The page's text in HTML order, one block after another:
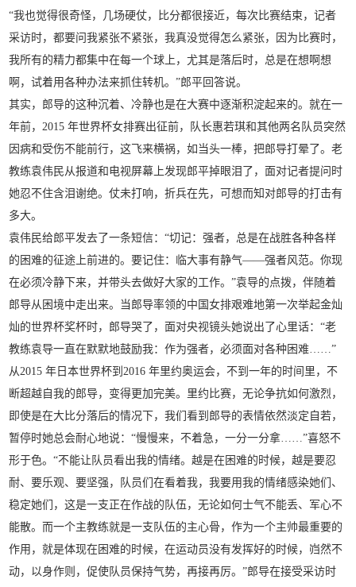
“我也觉得很奇怪，几场硬仗，比分都很接近，每次比赛结束，记者
采访时，都要问我紧张不紧张，我真没觉得怎么紧张，因为比赛时，
我所有的精力都集中在每一个球上，尤其是落后时，总是在想啊想
啊，试着用各种办法来抓住转机。”郎平回答说。
其实，郎导的这种沉着、冷静也是在大赛中逐渐积淀起来的。就在一
年前，2015 年世界杯女排赛出征前，队长惠若琪和其他两名队员突然
因病和受伤不能前行，这飞来横祸，如当头一棒，把郎导打晕了。老
教练袁伟民从报道和电视屏幕上发现郎平掉眼泪了，面对记者提问时
她忍不住含泪谢绝。仗未打响，折兵在先，可想而知对郎导的打击有
多大。
袁伟民给郎平发去了一条短信：“切记：强者，总是在战胜各种各样
的困难的征途上前进的。要记住：临大事有静气——强者风范。你现
在必须冷静下来，并带头去做好大家的工作。”袁导的点拨，伴随着
郎导从困境中走出来。当郎导率领的中国女排艰难地第一次举起金灿
灿的世界杯奖杯时，郎导哭了，面对央视镜头她说出了心里话：“老
教练袁导一直在默默地鼓励我：作为强者，必须面对各种困难……”
从2015 年日本世界杯到2016 年里约奥运会，不到一年的时间里，不
断超越自我的郎导，变得更加完美。里约比赛，无论争抗如何激烈，
即使是在大比分落后的情况下，我们看到郎导的表情依然淡定自若，
暂停时她总会耐心地说：“慢慢来，不着急，一分一分拿……”喜怒不
形于色。“不能让队员看出我的情绪。越是在困难的时候，越是要忍
耐、要乐观、要坚强，队员们在看着我，我要用我的情绪感染她们、
稳定她们，这是一支正在作战的队伍，无论如何士气不能丢、军心不
能散。而一个主教练就是一支队伍的主心骨，作为一个主帅最重要的
作用，就是体现在困难的时候，在运动员没有发挥好的时候，岿然不
动，以身作则，促使队员保持气势，再接再厉。”郎导在接受采访时